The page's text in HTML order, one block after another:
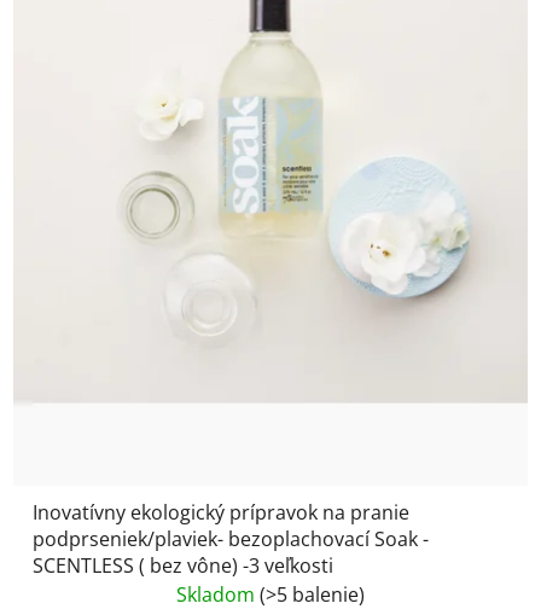
Inovatívny ekologický prípravok na pranie
podprseniek/plaviek- bezoplachovací Soak -
SCENTLESS ( bez vône) -3 veľkosti
Skladom (>5 balenie)